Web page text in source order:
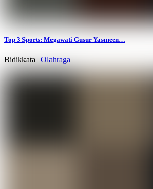
Top 3 Sports: Megawati Gusur Yasmeen…
Bidikkata | Olahraga